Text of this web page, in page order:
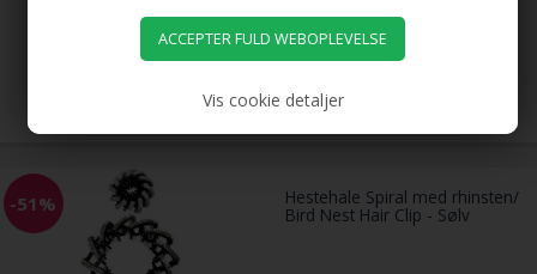
Vis cookie detaljer
-51% Hestehale Spiral med rhinsten/
Bird Nest Hair Clip - Sølv